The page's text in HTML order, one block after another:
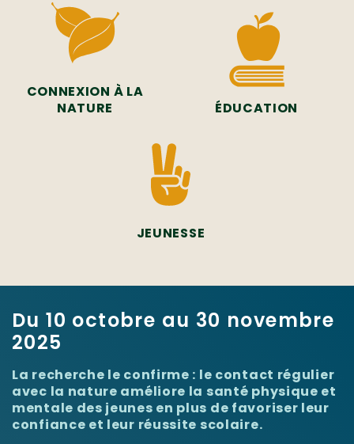
CONNEXION À LA
NATURE
ÉDUCATION
JEUNESSE
Du 10 octobre au 30 novembre
2025
La recherche le confirme : le contact régulier
avec la nature améliore la santé physique et
mentale des jeunes en plus de favoriser leur
confiance et leur réussite scolaire.